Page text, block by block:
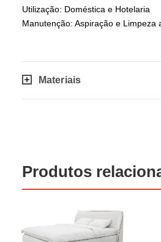
Utilização: Doméstica e Hotelaria
Manutenção: Aspiração e Limpeza
Materiais
Produtos